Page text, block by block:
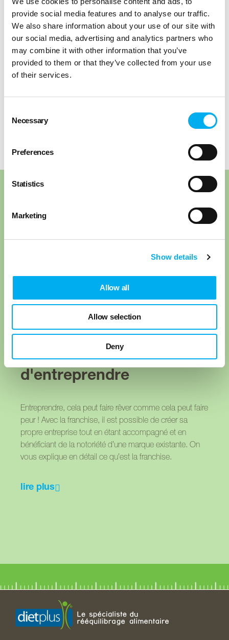
provide social media features and to analyse our traffic.
We also share information about your use of our site with
our social media, advertising and analytics partners who
may combine it with other information that you’ve
provided to them or that they’ve collected from your use
of their services.
Selection
Necessary
Preferences
Statistics
Marketing
Show details
Allow all
Allow selection
Deny
Changer de vie, embellir celle de vos clients en faisant
partir leurs kilos superflus : voilà de bellesrésolutions à
prendrepour la nouvelle année qui s’annonce !
En savoir plus sur notre franchise
Nos articles recommandés
une autre façon
d'entreprendre
Entreprendre, cela peut faire rêver comme cela peut faire
peur ! Avec la franchise, il est possible de créer sa
propre entreprise tout en étant accompagné et en
bénéficiant de la notoriété d’une marque existante. On
vous explique en détail ce qu’est la franchise.
lire plus